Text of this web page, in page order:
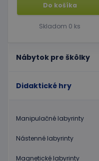
Nábytok pre škôlky
Didaktické hry
Manipulačné labyrinty
Nástenné labyrinty
Magnetické labyrinty
Do košíka
Skladom 0 ks